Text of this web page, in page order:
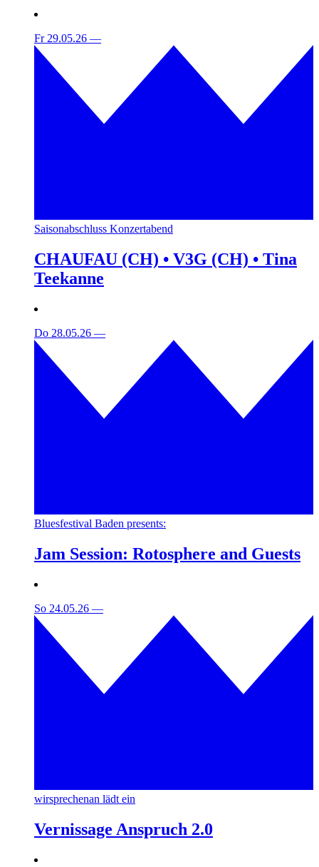
Fr 29.05.26 —
Saisonabschluss Konzertabend
CHAUFAU (CH) • V3G (CH) • Tina
Teekanne
Do 28.05.26 —
Bluesfestival Baden presents:
Jam Session: Rotosphere and Guests
So 24.05.26 —
wirsprechenan lädt ein
Vernissage Anspruch 2.0